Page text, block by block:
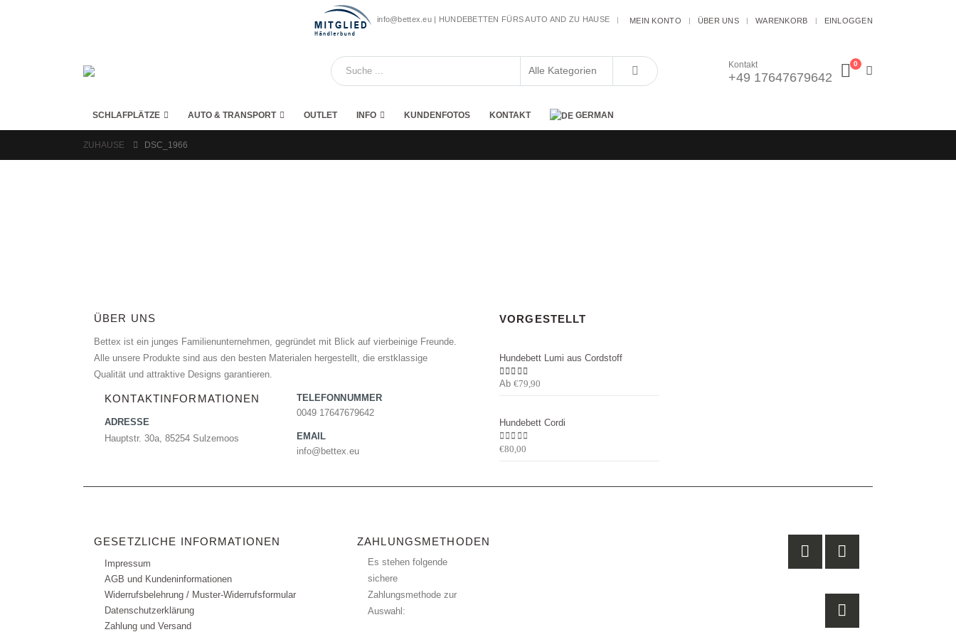
info@bettex.eu | HUNDEBETTEN FÜRS AUTO AND ZU HAUSE MEIN KONTO ÜBER UNS WARENKORB EINLOGGEN
Kontakt
+49 17647679642
0
SCHLAFPLÄTZE AUTO & TRANSPORT OUTLET INFO KUNDENFOTOS KONTAKT GERMAN
ZUHAUSE DSC_1966
ÜBER UNS
Bettex ist ein junges Familienunternehmen, gegründet mit Blick auf vierbeinige Freunde.
Alle unsere Produkte sind aus den besten Materialen hergestellt, die erstklassige
Qualität und attraktive Designs garantieren.
KONTAKTINFORMATIONEN
ADRESSE
Hauptstr. 30a, 85254 Sulzemoos
TELEFONNUMMER
0049 17647679642
EMAIL
info@bettex.eu
VORGESTELLT
Hundebett Lumi aus Cordstoff
5.00von 5
Ab €79,90
Hundebett Cordi
0von 5
€80,00
GESETZLICHE INFORMATIONEN
Impressum
AGB und Kundeninformationen
Widerrufsbelehrung / Muster-Widerrufsformular
Datenschutzerklärung
Zahlung und Versand
ZAHLUNGSMETHODEN
Es stehen folgende
sichere
Zahlungsmethode zur
Auswahl: